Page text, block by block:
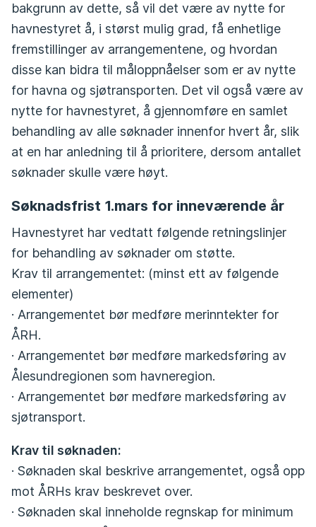
bakgrunn av dette, så vil det være av nytte for
havnestyret å, i størst mulig grad, få enhetlige
fremstillinger av arrangementene, og hvordan
disse kan bidra til måloppnåelser som er av nytte
for havna og sjøtransporten. Det vil også være av
nytte for havnestyret, å gjennomføre en samlet
behandling av alle søknader innenfor hvert år, slik
at en har anledning til å prioritere, dersom antallet
søknader skulle være høyt.
Søknadsfrist 1.mars for inneværende år
Havnestyret har vedtatt følgende retningslinjer
for behandling av søknader om støtte.
Krav til arrangementet: (minst ett av følgende
elementer)
· Arrangementet bør medføre merinntekter for
ÅRH.
· Arrangementet bør medføre markedsføring av
Ålesundregionen som havneregion.
· Arrangementet bør medføre markedsføring av
sjøtransport.
Krav til søknaden:
· Søknaden skal beskrive arrangementet, også opp
mot ÅRHs krav beskrevet over.
· Søknaden skal inneholde regnskap for minimum